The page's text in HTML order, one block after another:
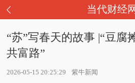
当代财经
“苏”写春天的故事 |“豆腐
共富路”
2026-05-15 20:25:29 紫牛新闻